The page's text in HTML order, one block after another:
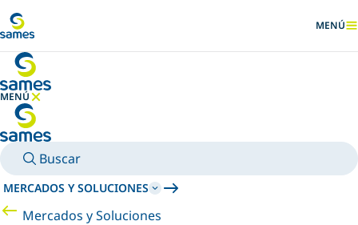
MENÚ
MENÚ
OCULTAR MENÚ
Buscar
MERCADOS Y SOLUCIONES
Mercados y Soluciones